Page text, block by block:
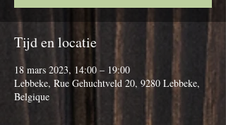
Tijd en locatie
18 mars 2023, 14:00 – 19:00
Lebbeke, Rue Gehuchtveld 20, 9280 Lebbeke,
Belgique